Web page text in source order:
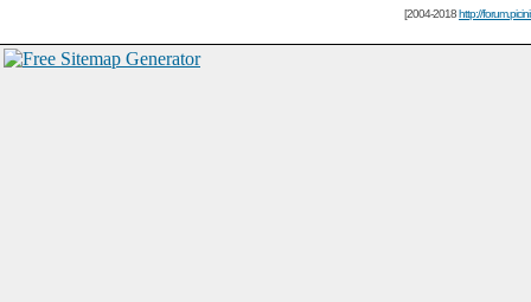
[2004-2018http://